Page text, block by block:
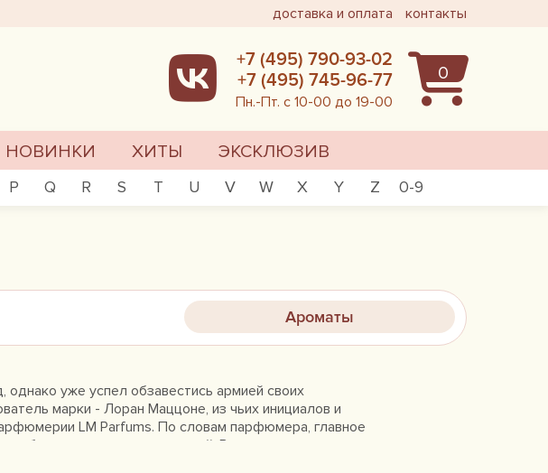
доставка и оплата контакты
0
+7 (495) 790-93-02
+7 (495) 745-96-77
Пн.-Пт. с 10-00 до 19-00
НОВИНКИ ХИТЫ ЭКСКЛЮЗИВ
P Q R S T U V W X Y Z 0-9
Ароматы
уже успел обзавестись армией своих
марки - Лоран Маццоне, из чьих инициалов и
LM Parfums. По словам парфюмера, главное
себя, выкладываясь по полной. Вкусу господина
нишевого бренда пришлись по душе всей Франции и